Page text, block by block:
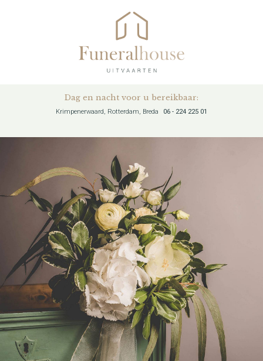
Dag en nacht voor u bereikbaar:
Krimpenerwaard, Rotterdam, Breda 06 - 224 225 01